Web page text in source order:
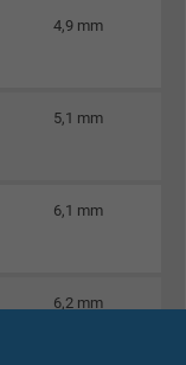
4,9 mm
5,1 mm
6,1 mm
6,2 mm